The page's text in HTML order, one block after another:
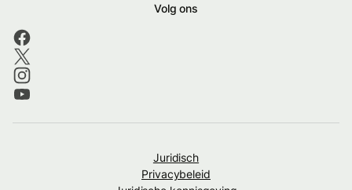
Volg ons
Juridisch
Privacybeleid